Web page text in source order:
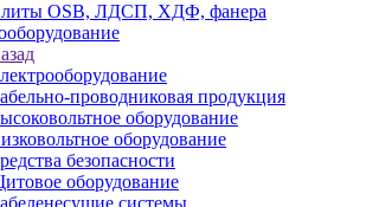
OSB, ЛДСП, ХДФ, фанера
проводниковая продукция
оборудование
оборудование
безопасности
оборудование
системы